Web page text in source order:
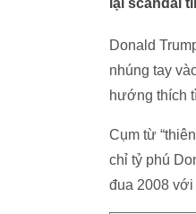
lại scandal
Donald
nhúng tay
hướng thích
Cụm từ
chỉ tỷ phú
đua 2008 với